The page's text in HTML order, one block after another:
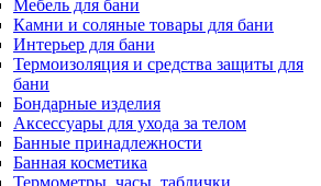
Мебель для бани
Камни и соляные товары для бани
Интерьер для бани
Термоизоляция и средства защиты для
бани
Бондарные изделия
Аксеcсуары для ухода за телом
Банные принадлежности
Банная косметика
Термометры, часы, таблички